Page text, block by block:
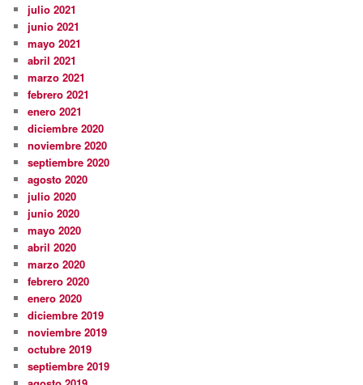
julio 2021
junio 2021
mayo 2021
abril 2021
marzo 2021
febrero 2021
enero 2021
diciembre 2020
noviembre 2020
septiembre 2020
agosto 2020
julio 2020
junio 2020
mayo 2020
abril 2020
marzo 2020
febrero 2020
enero 2020
diciembre 2019
noviembre 2019
octubre 2019
septiembre 2019